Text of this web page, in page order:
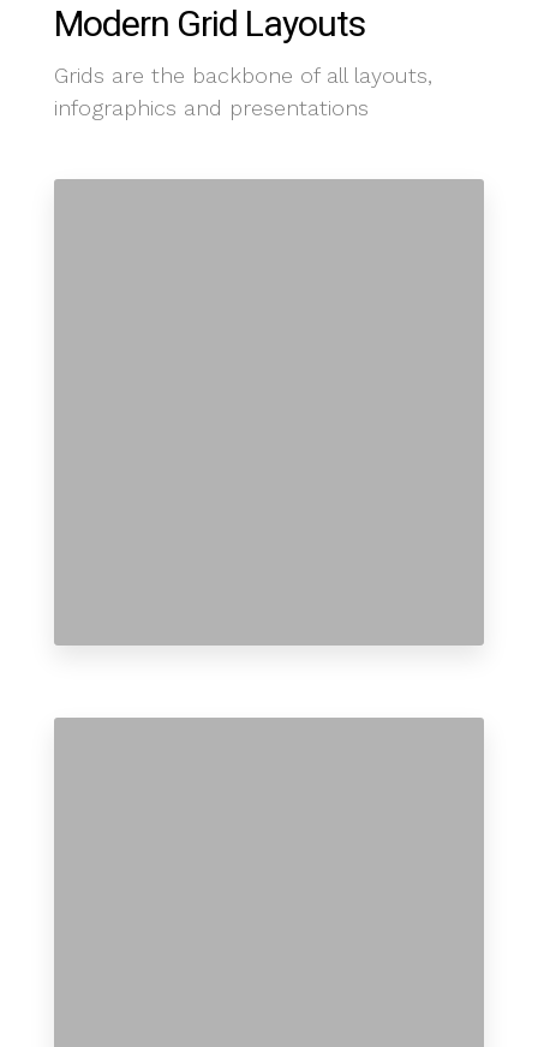
Modern Grid Layouts
Grids are the backbone of all layouts,
infographics and presentations